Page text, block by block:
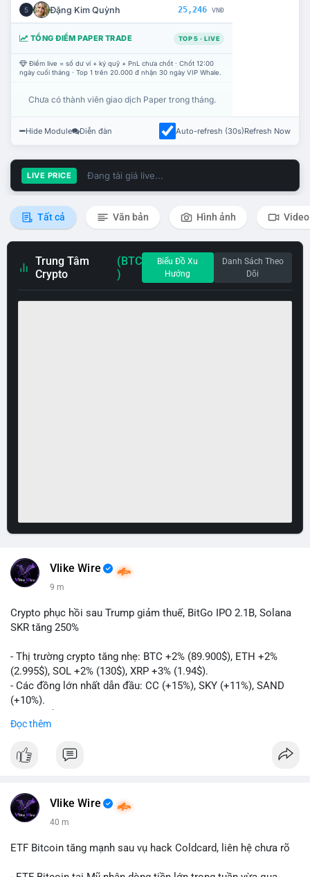
5 Đặng Kim Quỳnh 25,246 VNĐ
TỔNG ĐIỂM PAPER TRADE TOP 5 · LIVE
Điểm live = số dư ví + ký quỹ + PnL chưa chốt · Chốt 12:00
ngày cuối tháng · Top 1 trên 20.000 đ nhận 30 ngày VIP Whale.
Chưa có thành viên giao dịch Paper trong tháng.
Hide Module Diễn đàn Auto-refresh (30s)Refresh Now
LIVE PRICE Đang tải giá live...
Tất cả Văn bản Hình ảnh Video
Trung Tâm
Crypto
(BTC
)
Biểu Đồ Xu
Hướng
Danh Sách Theo
Dõi
Vlike Wire
9 m
Crypto phục hồi sau Trump giảm thuế, BitGo IPO 2.1B, Solana
SKR tăng 250%
- Thị trường crypto tăng nhẹ: BTC +2% (89.900$), ETH +2%
(2.995$), SOL +2% (130$), XRP +3% (1.94$).
- Các đồng lớn nhất dẫn đầu: CC (+15%), SKY (+11%), SAND
(+10%).
hủy bỏ lệnh thuế EU.
và phân quyền Ethereum.
có sự đồng thuận hai đảng.
- Newrez xem xét Bitcoin và Ethereum trong việc xác định đủ
động.
Đọc thêm
Vlike Wire
40 m
ETF Bitcoin tăng mạnh sau vụ hack Coldcard, liên hệ chưa rõ